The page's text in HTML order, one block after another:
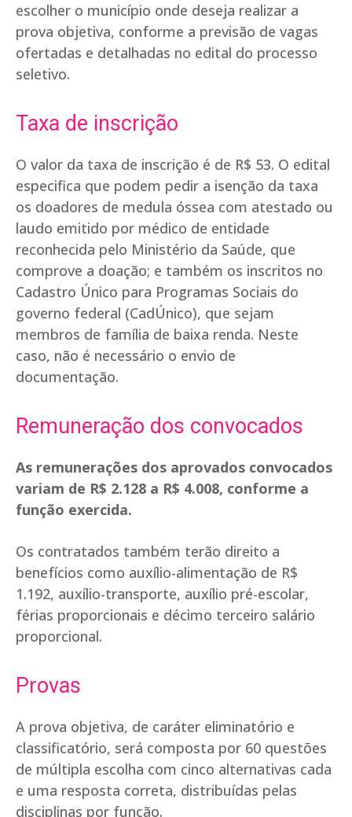
escolher o município onde deseja realizar a
prova objetiva, conforme a previsão de vagas
ofertadas e detalhadas no edital do processo
seletivo.
Taxa de inscrição
O valor da taxa de inscrição é de R$ 53. O edital
especifica que podem pedir a isenção da taxa
os doadores de medula óssea com atestado ou
laudo emitido por médico de entidade
reconhecida pelo Ministério da Saúde, que
comprove a doação; e também os inscritos no
Cadastro Único para Programas Sociais do
governo federal (CadÚnico), que sejam
membros de família de baixa renda. Neste
caso, não é necessário o envio de
documentação.
Remuneração dos convocados
As remunerações dos aprovados convocados
variam de R$ 2.128 a R$ 4.008, conforme a
função exercida.
Os contratados também terão direito a
benefícios como auxílio-alimentação de R$
1.192, auxílio-transporte, auxílio pré-escolar,
férias proporcionais e décimo terceiro salário
proporcional.
Provas
A prova objetiva, de caráter eliminatório e
classificatório, será composta por 60 questões
de múltipla escolha com cinco alternativas cada
e uma resposta correta, distribuídas pelas
disciplinas por função.